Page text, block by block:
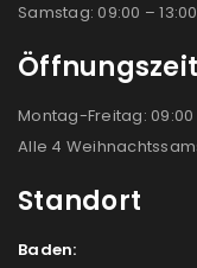
Samstag: 09:00 – 13:00
Montag-Freitag: 09:00
Alle 4
Standort
Baden: